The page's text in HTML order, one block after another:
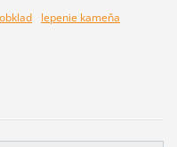
obklad
lepenie kameňa